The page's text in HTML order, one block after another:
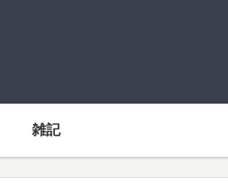
雑記